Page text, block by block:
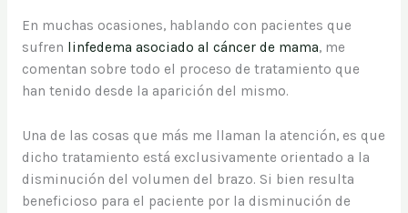
En muchas ocasiones, hablando con pacientes que
sufren linfedema asociado al cáncer de mama, me
comentan sobre todo el proceso de tratamiento que
han tenido desde la aparición del mismo.
Una de las cosas que más me llaman la atención, es que
dicho tratamiento está exclusivamente orientado a la
disminución del volumen del brazo. Si bien resulta
beneficioso para el paciente por la disminución de